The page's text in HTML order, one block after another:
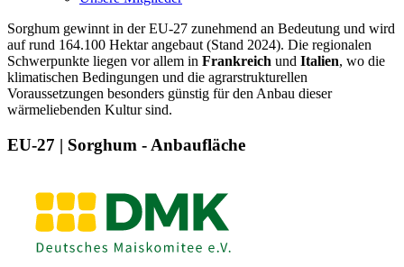
Sorghum gewinnt in der EU-27 zunehmend an Bedeutung und wird
auf rund 164.100 Hektar angebaut (Stand 2024). Die regionalen
Schwerpunkte liegen vor allem in Frankreich und Italien, wo die
klimatischen Bedingungen und die agrarstrukturellen
Voraussetzungen besonders günstig für den Anbau dieser
wärmeliebenden Kultur sind.
EU-27 | Sorghum - Anbaufläche